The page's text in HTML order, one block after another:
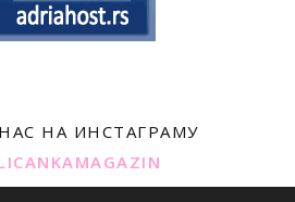
НА ИНСТАГРАМУ